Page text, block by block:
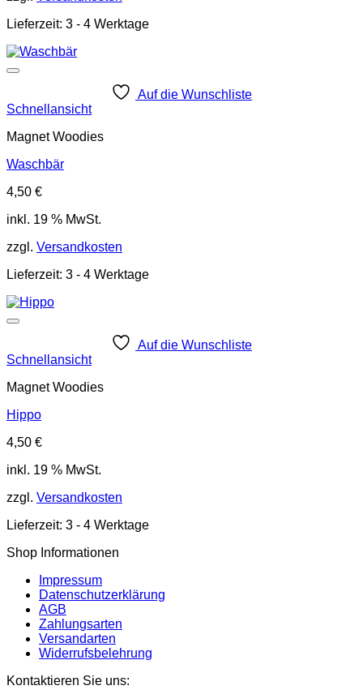
Lieferzeit: 3 - 4 Werktage
Auf die Wunschliste
Schnellansicht
Magnet Woodies
Waschbär
4,50 €
inkl. 19 % MwSt.
zzgl. Versandkosten
Lieferzeit: 3 - 4 Werktage
Auf die Wunschliste
Schnellansicht
Magnet Woodies
Hippo
4,50 €
inkl. 19 % MwSt.
zzgl. Versandkosten
Lieferzeit: 3 - 4 Werktage
Shop Informationen
Impressum
Datenschutzerklärung
AGB
Zahlungsarten
Versandarten
Widerrufsbelehrung
Kontaktieren Sie uns: